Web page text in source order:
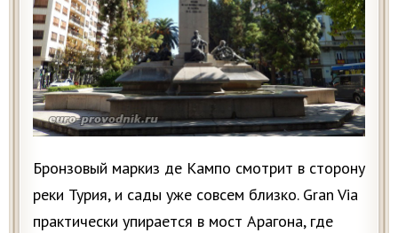
Бронзовый маркиз де Кампо смотрит в сторону
реки Турия, и сады уже совсем близко. Gran Via
практически упирается в мост Арагона, где